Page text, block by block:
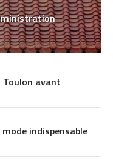
avant
indispensable